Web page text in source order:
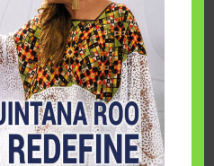
Wish México unieron
deseo de una …